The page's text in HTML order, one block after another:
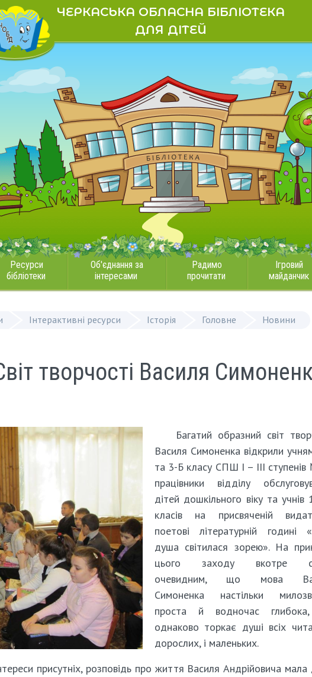
ЧЕРКАСЬКА ОБЛАСНА БІБЛІОТЕКА
ДЛЯ ДІТЕЙ
Ресурси
бібліотеки
Об'єднання за
інтересами
Радимо
прочитати
Ігровий
майданчик
Інтерактивні ресурси Історія Головне Новини
творчості Василя
Багатий образний світ
Василя Симоненка відкрили
та 3-Б класу СПШ І – ІІІ
працівники відділу
дітей дошкільного віку та
класів на присвяченій
поетові літературній годині
душа світилася зорею». На
цього заходу вкотре
очевидним, що мова
Симоненка настільки
проста й водночас
однаково торкає душі всіх
дорослих, і маленьких.
присутніх, розповідь про життя Василя Андрійовича мала